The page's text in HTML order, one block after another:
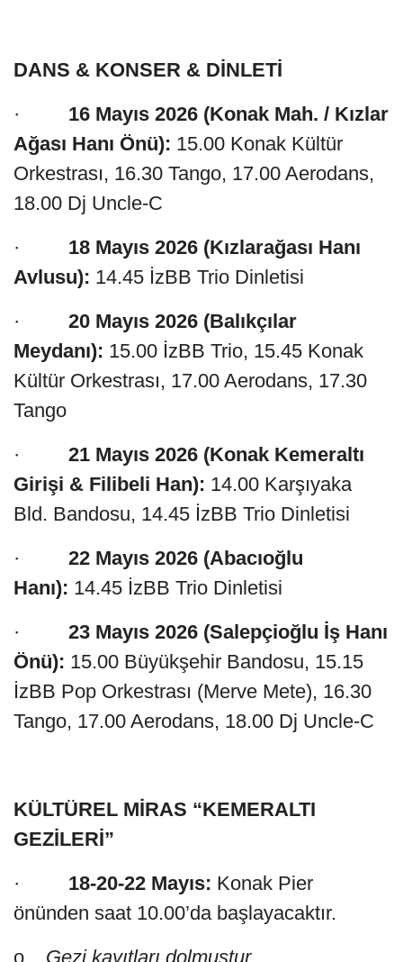
DANS & KONSER & DİNLETİ
· 16 Mayıs 2026 (Konak Mah. / Kızlar
Ağası Hanı Önü): 15.00 Konak Kültür
Orkestrası, 16.30 Tango, 17.00 Aerodans,
18.00 Dj Uncle-C
· 18 Mayıs 2026 (Kızlarağası Hanı
Avlusu): 14.45 İzBB Trio Dinletisi
· 20 Mayıs 2026 (Balıkçılar
Meydanı): 15.00 İzBB Trio, 15.45 Konak
Kültür Orkestrası, 17.00 Aerodans, 17.30
Tango
· 21 Mayıs 2026 (Konak Kemeraltı
Girişi & Filibeli Han): 14.00 Karşıyaka
Bld. Bandosu, 14.45 İzBB Trio Dinletisi
· 22 Mayıs 2026 (Abacıoğlu
Hanı): 14.45 İzBB Trio Dinletisi
· 23 Mayıs 2026 (Salepçioğlu İş Hanı
Önü): 15.00 Büyükşehir Bandosu, 15.15
İzBB Pop Orkestrası (Merve Mete), 16.30
Tango, 17.00 Aerodans, 18.00 Dj Uncle-C
KÜLTÜREL MİRAS “KEMERALTI
GEZİLERİ”
· 18-20-22 Mayıs: Konak Pier
önünden saat 10.00’da başlayacaktır.
o Gezi kayıtları dolmuştur.